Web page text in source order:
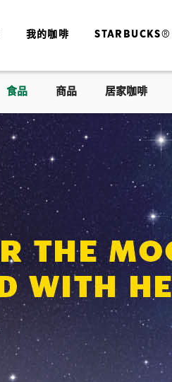
我的咖啡
食品 商品 居家咖啡